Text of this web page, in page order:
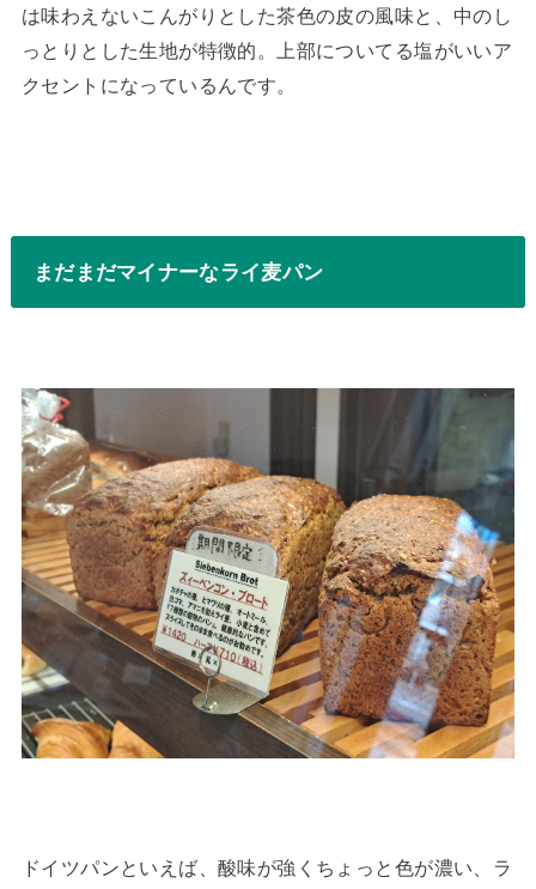
は味わえないこんがりとした茶色の皮の風味と、中のし
っとりとした生地が特徴的。上部についてる塩がいいア
クセントになっているんです。
まだまだマイナーなライ麦パン
ドイツパンといえば、酸味が強くちょっと色が濃い、ラ